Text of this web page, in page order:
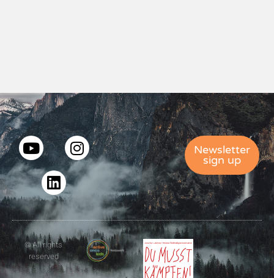
Newsletter
sign up
© All rights
reserved